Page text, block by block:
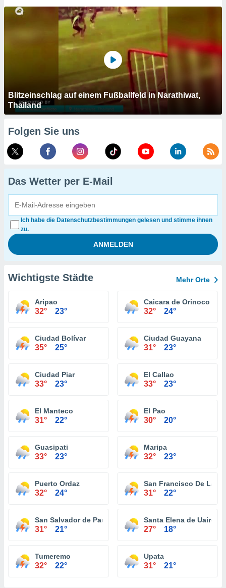
Blitzeinschlag auf einem Fußballfeld in Narathiwat,
Thailand
Folgen Sie uns
Das Wetter per E-Mail
Ich habe die Datenschutzbestimmungen gelesen und stimme ihnen
zu.
Wichtigste Städte Mehr Orte
Aripao
32° 23°
Caicara de Orinoco
32° 24°
Ciudad Bolívar
35° 25°
Ciudad Guayana
31° 23°
Ciudad Piar
33° 23°
El Callao
33° 23°
El Manteco
31° 22°
El Pao
30° 20°
Guasipati
33° 23°
Maripa
32° 23°
Puerto Ordaz
32° 24°
San Francisco De La
31° 22°
San Salvador de Paul
31° 21°
Santa Elena de Uairen
27° 18°
Tumeremo
32° 22°
Upata
31° 21°